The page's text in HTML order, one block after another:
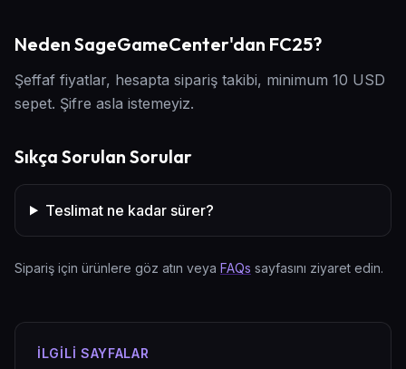
Neden SageGameCenter'dan FC25?
Şeffaf fiyatlar, hesapta sipariş takibi, minimum 10 USD
sepet. Şifre asla istemeyiz.
Sıkça Sorulan Sorular
Teslimat ne kadar sürer?
Sipariş için ürünlere göz atın veya FAQs sayfasını ziyaret edin.
İLGILI SAYFALAR